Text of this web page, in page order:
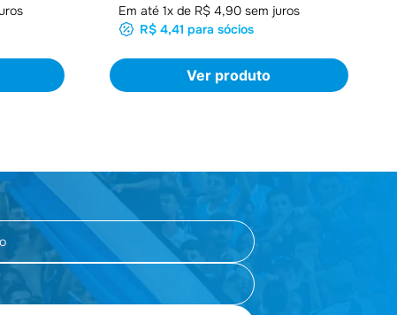
Em até 1x de R$ 4,90sem juros
R$ 4,41 para sócios
Ver produto